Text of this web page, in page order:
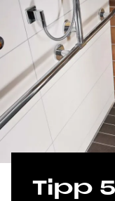
Tipp